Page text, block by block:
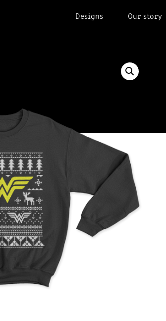
Designs Our story